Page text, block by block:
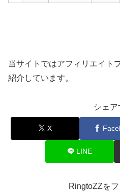
当サイトではアフィリエイト
紹介しています。
シェア
X
LINE
RingtoZZを